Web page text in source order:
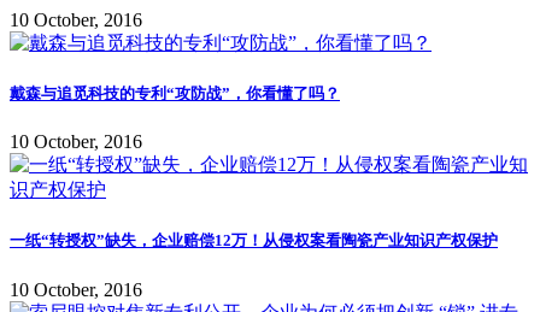
10 October, 2016
戴森与追觅科技的专利“攻防战”，你看懂了吗？
10 October, 2016
一纸“转授权”缺失，企业赔偿12万！从侵权案看陶瓷产业知识产权保护
10 October, 2016